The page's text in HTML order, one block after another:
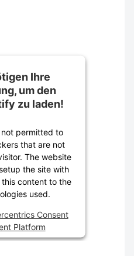
Ihre
um den
zu laden!
permitted to
that are not
The website
the site with
content to the
used.
Consent
Platform